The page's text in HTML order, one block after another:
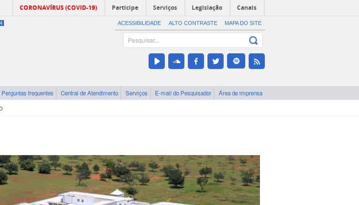
CORONAVÍRUS (COVID-19) Participe Serviços Legislação Canais
4 ACESSIBILIDADE ALTO CONTRASTE MAPA DO SITE
Perguntas frequentes Central de Atendimento Serviços E-mail do Pesquisador Área de imprensa